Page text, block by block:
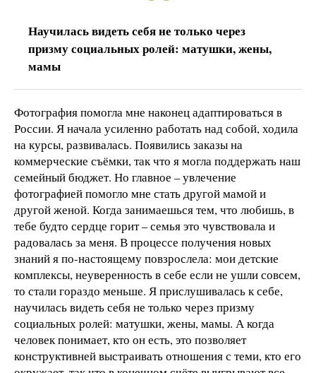
Научилась видеть себя не только через
призму социальных ролей: матушки, жены,
мамы
Фотография помогла мне наконец адаптироваться в
России. Я начала усиленно работать над собой, ходила
на курсы, развивалась. Появились заказы на
коммерческие съёмки, так что я могла поддержать наш
семейный бюджет. Но главное – увлечение
фотографией помогло мне стать другой мамой и
другой женой. Когда занимаешься тем, что любишь, в
тебе будто сердце горит – семья это чувствовала и
радовалась за меня. В процессе получения новых
знаний я по-настоящему повзрослела: мои детские
комплексы, неуверенность в себе если не ушли совсем,
то стали гораздо меньше. Я прислушивалась к себе,
научилась видеть себя не только через призму
социальных ролей: матушки, жены, мамы. А когда
человек понимает, кто он есть, это позволяет
конструктивней выстраивать отношения с теми, кто его